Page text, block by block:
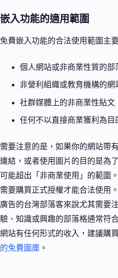
嵌入功能的適用範圍
免費嵌入功能的合法使用範圍主
個人網站或非商業性質的部
非營利組織或教育機構的網
社群媒體上的非商業性貼文
任何不以直接商業獲利為目
需要注意的是，如果你的網站帶
連結，或者使用圖片的目的是為
可能超出「非商業使用」的範圍
需要購買正式授權才能合法使用
廣告的台灣部落客來說尤其需要
驗、知識或興趣的部落格通常符
網站有任何形式的收入，建議購
的免費圖庫 。